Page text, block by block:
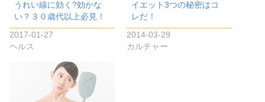
うれい線に効く?効かな
い？３０歳代以上必見！
2017-01-27
ヘルス
イエット3つの秘密はコ
レだ！
2014-03-29
カルチャー